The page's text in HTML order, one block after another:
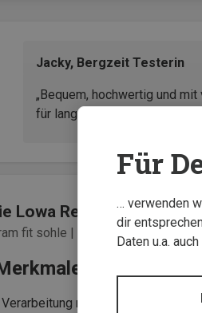
Jacky, Bergzeit Testerin
„Bequem, hochwertig und
für lange Touren.“
Lowa Renegade Evo
fit sohle | raffinierte schnürung
mit langlebigen
Für
… verwenden
dir
Daten u.a.